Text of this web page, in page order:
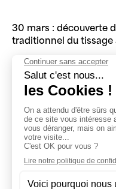
30 mars : découverte
traditionnel du tissage